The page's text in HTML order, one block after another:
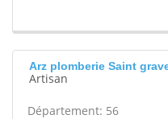
Arz plomberie Saint
Artisan
Département: 56